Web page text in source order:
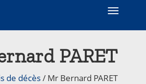
Toggle
PARET
de décès/ Mr Bernard PARET